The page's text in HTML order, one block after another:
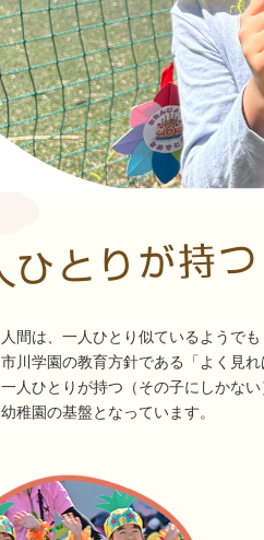
人間は、一人ひとり似ているようで
市川学園の教育方針である「よく見れ
一人ひとりが持つ（その子にしかな
幼稚園の基盤となっています。